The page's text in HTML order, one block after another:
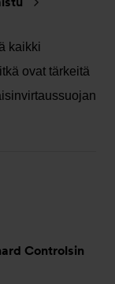
kaikki
ovat tärkeitä
Controlsin